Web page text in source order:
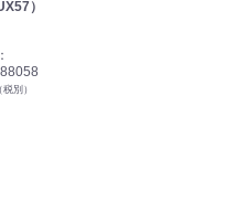
）
税別）